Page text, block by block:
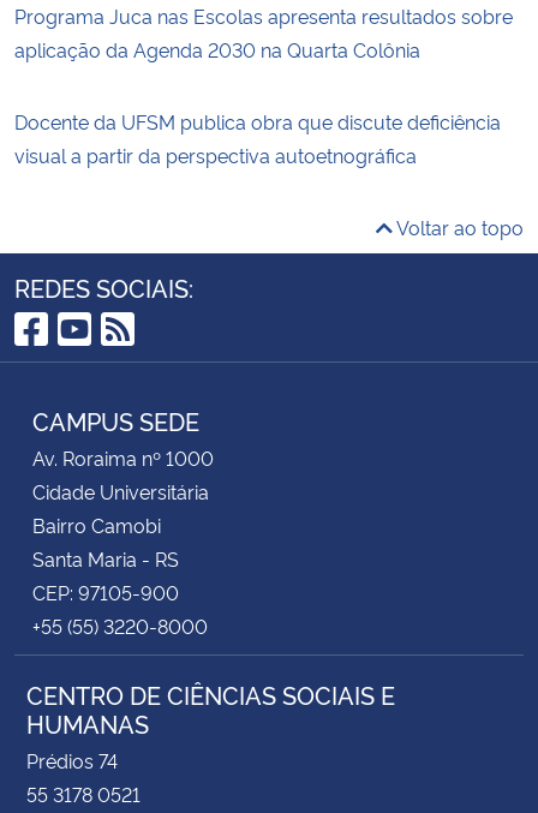
Programa Juca nas Escolas apresenta resultados sobre
aplicação da Agenda 2030 na Quarta Colônia
Docente da UFSM publica obra que discute deficiência
visual a partir da perspectiva autoetnográfica
Voltar ao topo
REDES SOCIAIS:
Facebook
YouTube
RSS
CAMPUS SEDE
Av. Roraima nº 1000
Cidade Universitária
Bairro Camobi
Santa Maria - RS
CEP: 97105-900
+55 (55) 3220-8000
CENTRO DE CIÊNCIAS SOCIAIS E
HUMANAS
Prédios 74
55 3178 0521